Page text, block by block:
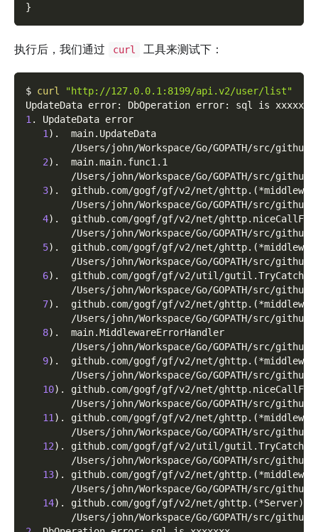
}
执行后，我们通过 curl 工具来测试下：
$ curl
"http://127.0.0.1:8199/api.v2/user/list"
UpdateData error: DbOperation error: sql is xxxxxxx
1 . UpdateData error
1 ) .  main.UpdateData
/Users/john/Workspace/Go/GOPATH/src/
2) .  main.main.func1.1
/Users/john/Workspace/Go/GOPATH/src/
3) .  github.com/gogf/gf/v2/net/ghttp. (
/Users/john/Workspace/Go/GOPATH/src/
4) .  github.com/gogf/gf/v2/net/
/Users/john/Workspace/Go/GOPATH/src/
5) .  github.com/gogf/gf/v2/net/ghttp. (
/Users/john/Workspace/Go/GOPATH/src/
6) .  github.com/gogf/gf/v2/util/gutil.TryCatch
/Users/john/Workspace/Go/GOPATH/src/
7) .  github.com/gogf/gf/v2/net/ghttp. (
/Users/john/Workspace/Go/GOPATH/src/
8) .  main.MiddlewareErrorHandler
/Users/john/Workspace/Go/GOPATH/src/
9) .  github.com/gogf/gf/v2/net/ghttp. (
/Users/john/Workspace/Go/GOPATH/src/
10) . github.com/gogf/gf/v2/net/
/Users/john/Workspace/Go/GOPATH/src/
11 ) . github.com/gogf/gf/v2/net/ghttp. (
/Users/john/Workspace/Go/GOPATH/src/
12) . github.com/gogf/gf/v2/util/gutil.TryCatch
/Users/john/Workspace/Go/GOPATH/src/
13) . github.com/gogf/gf/v2/net/ghttp. (
/Users/john/Workspace/Go/GOPATH/src/
14) . github.com/gogf/gf/v2/net/ghttp. (*Server)
/Users/john/Workspace/Go/GOPATH/src/